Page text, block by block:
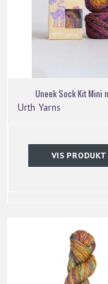
Uneek Sock Kit Mini
Urth Yarns
VIS PRODUKT